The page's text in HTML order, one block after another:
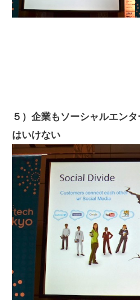
５）企業もソーシャルエン
はいけない